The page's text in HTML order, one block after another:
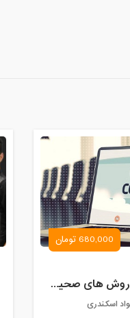
680,000 تومان
کارگاه آموزش روش های صحیح درس خواندن همراه با یادگیری بدون فراموشی
اسکندری